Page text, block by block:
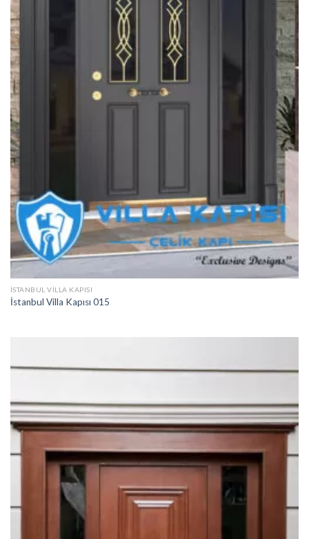
İSTANBUL VILLA KAPISI
İstanbul Villa Kapısı 015